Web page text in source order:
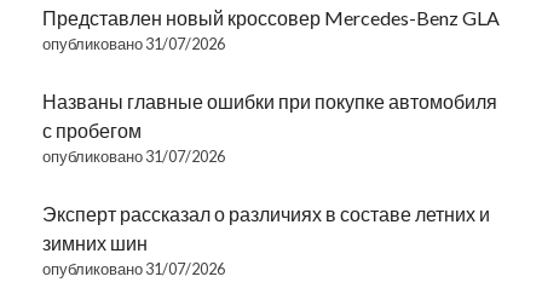
Представлен новый кроссовер Mercedes-Benz GLA
опубликовано 31/07/2026
Названы главные ошибки при покупке автомобиля
с пробегом
опубликовано 31/07/2026
Эксперт рассказал о различиях в составе летних и
зимних шин
опубликовано 31/07/2026